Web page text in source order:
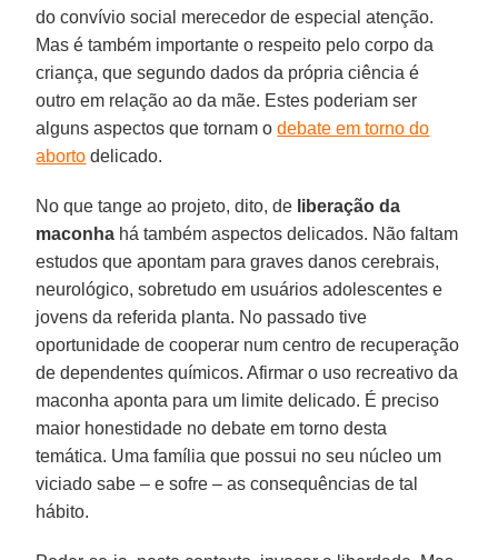
do convívio social merecedor de especial atenção.
Mas é também importante o respeito pelo corpo da
criança, que segundo dados da própria ciência é
outro em relação ao da mãe. Estes poderiam ser
alguns aspectos que tornam odebate em torno do
aborto delicado.
No que tange ao projeto, dito, de liberação da
maconha há também aspectos delicados. Não faltam
estudos que apontam para graves danos cerebrais,
neurológico, sobretudo em usuários adolescentes e
jovens da referida planta. No passado tive
oportunidade de cooperar num centro de recuperação
de dependentes químicos. Afirmar o uso recreativo da
maconha aponta para um limite delicado. É preciso
maior honestidade no debate em torno desta
temática. Uma família que possui no seu núcleo um
viciado sabe – e sofre – as consequências de tal
hábito.